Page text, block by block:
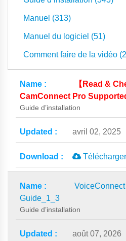
Manuel (313)
Manuel du logiciel (51)
Comment faire de la vidéo
【Read &
CamConnect Pro
Guide d’installation
avril 02, 2025
Télécharger
Guide_1_3
Guide d’installation
août 07, 2026